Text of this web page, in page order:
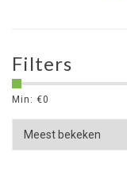
Filters
Min: €0